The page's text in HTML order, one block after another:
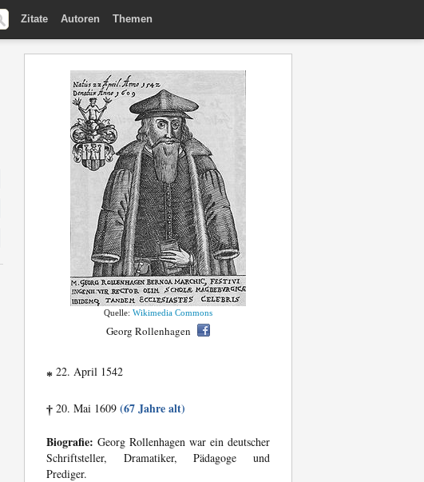
Zitate Autoren Themen
Quelle: Wikimedia Commons
Georg Rollenhagen
* 22. April 1542
† 20. Mai 1609 (67 Jahre alt)
Biografie: Georg Rollenhagen war ein deutscher
Schriftsteller, Dramatiker, Pädagoge und
Prediger.